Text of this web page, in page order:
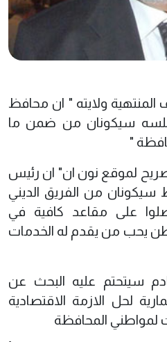
ولايته " ان محافظ
سيكونان من ضمن ما
"
لموقع نون ان" ان رئيس
سيكونان من الفريق الديني
على مقاعد كافية في
يحب من يقدم له الخدمات
سيتحتم عليه البحث عن
لحل الازمة الاقتصادية
لمواطني المحافظة